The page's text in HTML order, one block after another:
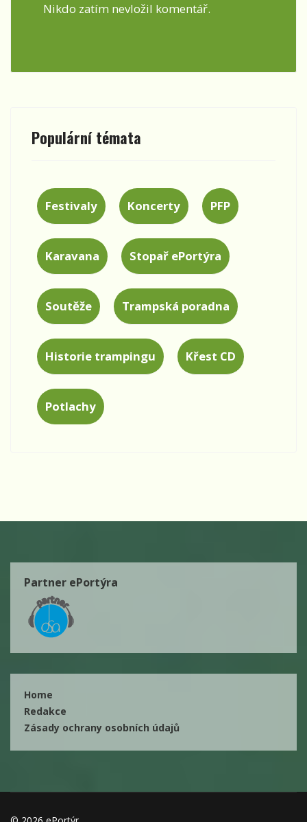
Nikdo zatím nevložil komentář.
Populární témata
Festivaly Koncerty PFP
Karavana Stopař ePortýra
Soutěže Trampská poradna
Historie trampingu Křest CD
Potlachy
Partner ePortýra
Home
Redakce
Zásady ochrany osobních údajů